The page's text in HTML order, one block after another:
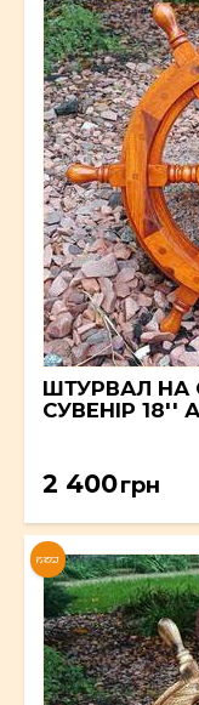
ШТУРВАЛ НА
СУВЕНІР 18''
2 400грн
NEW